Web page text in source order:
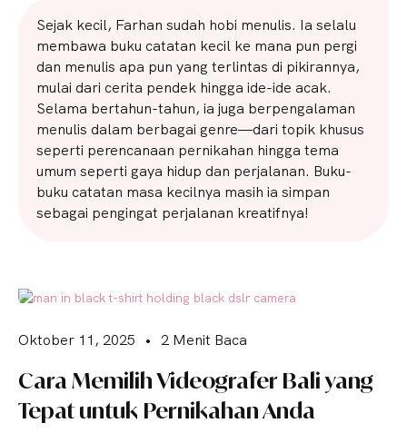
Sejak kecil, Farhan sudah hobi menulis. Ia selalu
membawa buku catatan kecil ke mana pun pergi
dan menulis apa pun yang terlintas di pikirannya,
mulai dari cerita pendek hingga ide-ide acak.
Selama bertahun-tahun, ia juga berpengalaman
menulis dalam berbagai genre—dari topik khusus
seperti perencanaan pernikahan hingga tema
umum seperti gaya hidup dan perjalanan. Buku-
buku catatan masa kecilnya masih ia simpan
sebagai pengingat perjalanan kreatifnya!
Oktober 11, 2025 • 2 Menit Baca
Cara Memilih Videografer Bali yang
Tepat untuk Pernikahan Anda